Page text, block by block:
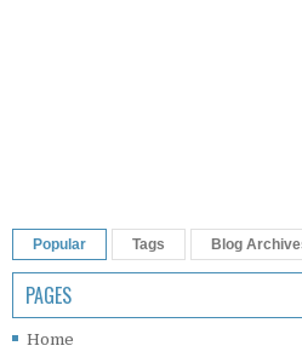
Popular Tags Blog
PAGES
Home